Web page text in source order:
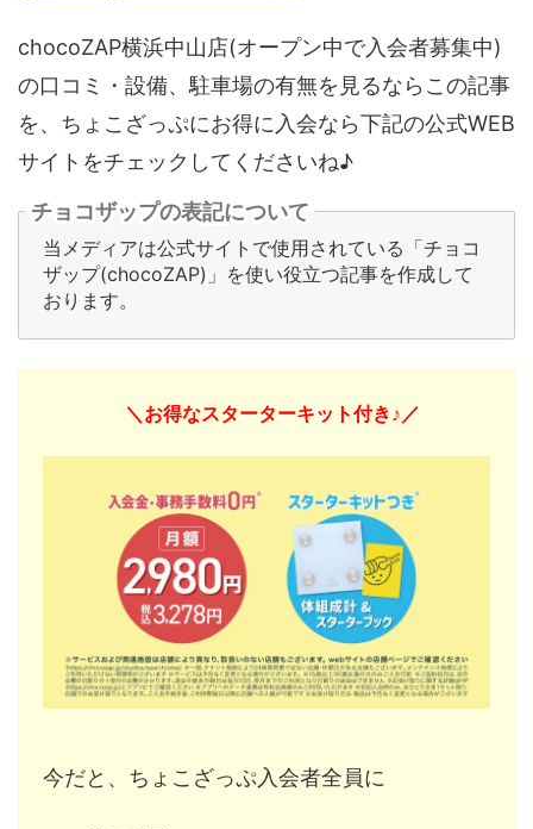
chocoZAP横浜中山店(オープン中で入会者募集中)
の口コミ・設備、駐車場の有無を見るならこの記事
を、ちょこざっぷにお得に入会なら下記の公式WEB
サイトをチェックしてくださいね♪
チョコザップの表記について
当メディアは公式サイトで使用されている「チョコ
ザップ(chocoZAP)」を使い役立つ記事を作成して
おります。
＼お得なスターターキット付き♪／
今だと、ちょこざっぷ入会者全員に